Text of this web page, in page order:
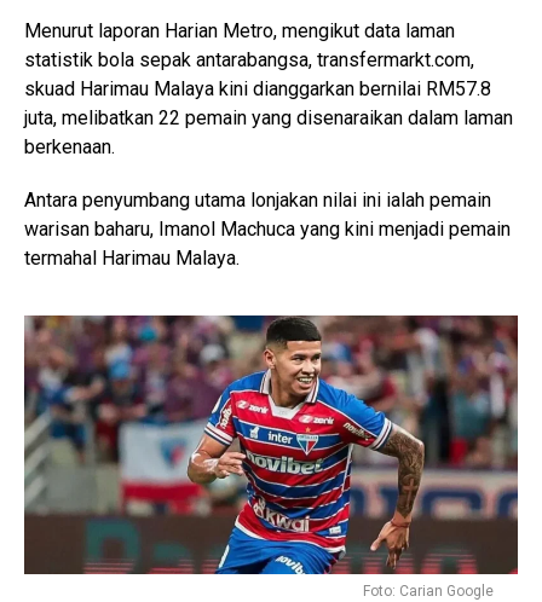
Menurut laporan Harian Metro, mengikut data laman
statistik bola sepak antarabangsa, transfermarkt.com,
skuad Harimau Malaya kini dianggarkan bernilai RM57.8
juta, melibatkan 22 pemain yang disenaraikan dalam laman
berkenaan.
Antara penyumbang utama lonjakan nilai ini ialah pemain
warisan baharu, Imanol Machuca yang kini menjadi pemain
termahal Harimau Malaya.
Foto: Carian Google